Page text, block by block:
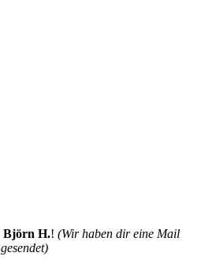
Björn H.! (Wir haben dir eine Mail
gesendet)